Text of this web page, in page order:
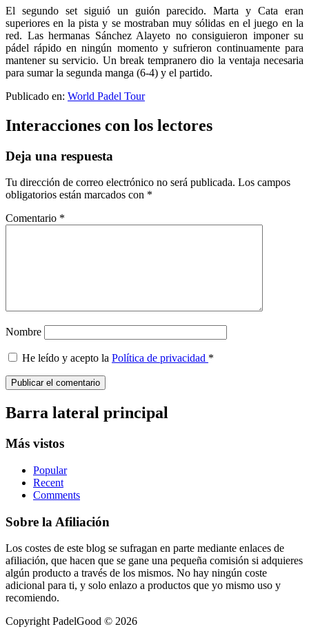
El segundo set siguió un guión parecido. Marta y Cata eran
superiores en la pista y se mostraban muy sólidas en el juego en la
red. Las hermanas Sánchez Alayeto no consiguieron imponer su
pádel rápido en ningún momento y sufrieron continuamente para
mantener su servicio. Un break tempranero dio la ventaja necesaria
para sumar la segunda manga (6-4) y el partido.
Publicado en: World Padel Tour
Interacciones con los lectores
Deja una respuesta
Tu dirección de correo electrónico no será publicada. Los campos
obligatorios están marcados con *
Comentario *
Nombre
He leído y acepto la Política de privacidad *
Barra lateral principal
Más vistos
Popular
Recent
Comments
Sobre la Afiliación
Los costes de este blog se sufragan en parte mediante enlaces de
afiliación, que hacen que se gane una pequeña comisión si adquieres
algún producto a través de los mismos. No hay ningún coste
adicional para ti, y solo enlazo a productos que yo mismo uso y
recomiendo.
Copyright PadelGood © 2026